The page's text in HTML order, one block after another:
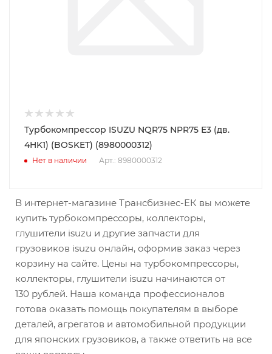
Турбокомпрессор ISUZU NQR75 NPR75 Е3 (дв.
4HK1) (BOSKET) (8980000312)
Нет в наличии Арт.: 8980000312
В интернет-магазине Трансбизнес-ЕК вы можете
купить турбокомпрессоры, коллекторы,
глушители isuzu и другие запчасти для
грузовиков isuzu онлайн, оформив заказ через
корзину на сайте. Цены на турбокомпрессоры,
коллекторы, глушители isuzu начинаются от
130 рублей. Наша команда профессионалов
готова оказать помощь покупателям в выборе
деталей, агрегатов и автомобильной продукции
для японских грузовиков, а также ответить на все